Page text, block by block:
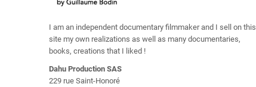
I am an independent documentary filmmaker and I sell on this
site my own realizations as well as many documentaries,
books, creations that I liked !
Dahu Production SAS
229 rue Saint-Honoré